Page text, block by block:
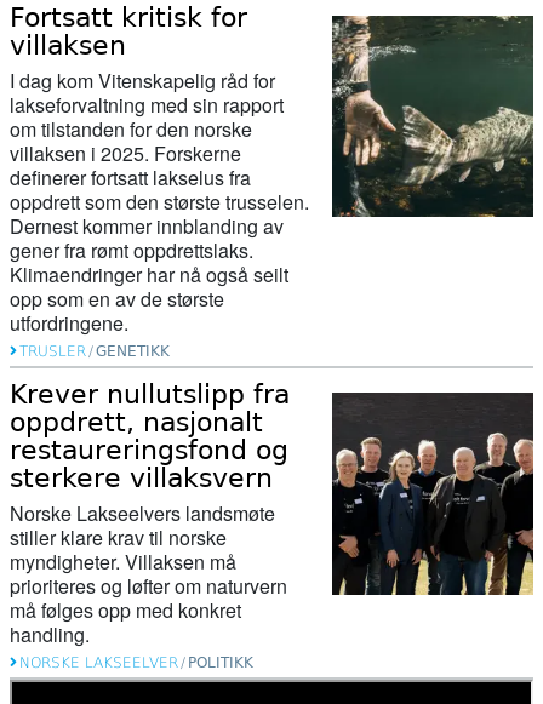
Fortsatt kritisk for
villaksen
I dag kom Vitenskapelig råd for
lakseforvaltning med sin rapport
om tilstanden for den norske
villaksen i 2025. Forskerne
definerer fortsatt lakselus fra
oppdrett som den største trusselen.
Dernest kommer innblanding av
gener fra rømt oppdrettslaks.
Klimaendringer har nå også seilt
opp som en av de største
utfordringene.
TRUSLER/GENETIKK
Krever nullutslipp fra
oppdrett, nasjonalt
restaureringsfond og
sterkere villaksvern
Norske Lakseelvers landsmøte
stiller klare krav til norske
myndigheter. Villaksen må
prioriteres og løfter om naturvern
må følges opp med konkret
handling.
NORSKE LAKSEELVER/ POLITIKK